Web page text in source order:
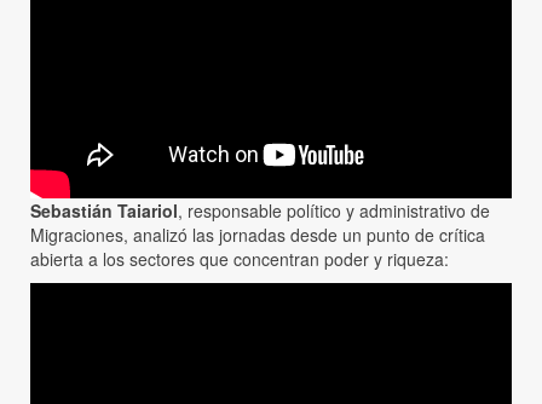
Sebastián Taiariol, responsable político y administrativo de
Migraciones, analizó las jornadas desde un punto de crítica
abierta a los sectores que concentran poder y riqueza: